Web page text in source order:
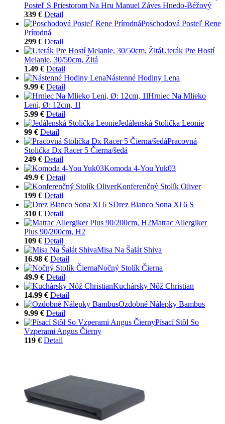
Posteľ S Priestorom Na Hru Manuel Záves Hnedo-Béžový
339 € Detail
Poschodová Posteľ Rene
Prírodná
299 € Detail
Uterák Pre Hostí
Melanie, 30/50cm, Žltá
1.49 € Detail
Nástenné Hodiny Lena
9.99 € Detail
Hrniec Na Mlieko
Leni, Ø: 12cm, 1l
5.99 € Detail
Jedálenská Stolička Leonie
99 € Detail
Pracovná
Stolička Dx Racer 5 Čierna/šedá
249 € Detail
Komoda 4-You Yuk03
49.9 € Detail
Konferenčný Stolík Oliver
199 € Detail
Drez Blanco Sona Xl 6 S
310 € Detail
Matrac Allergiker
Plus 90/200cm, H2
109 € Detail
Misa Na Šalát Shiva
16.98 € Detail
Nočný Stolík Čierna
49.9 € Detail
Kuchársky Nôž Christian
14.99 € Detail
Ozdobné Nálepky Bambus
9.99 € Detail
Písací Stôl So
Vzperami Angus Čierny
119 € Detail